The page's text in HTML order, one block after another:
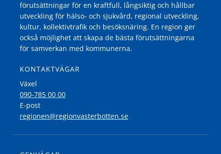
förutsättningar för en kraftfull, långsiktig och hållbar
utveckling för hälso- och sjukvård, regional utveckling,
kultur, kollektivtrafik och besöksnäring. En region ger
också möjlighet att skapa de bästa förutsättningarna
för samverkan med kommunerna.
KONTAKTVÄGAR
Växel
090-785 00 00
E-post
regionen@regionvasterbotten.se